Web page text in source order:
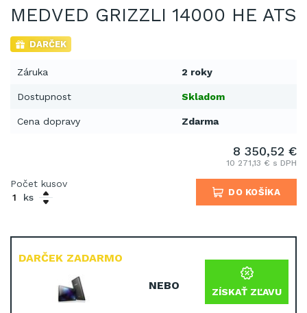
MEDVED GRIZZLI 14000 HE ATS
DARČEK
Záruka 2 roky
Dostupnost Skladom
Cena dopravy Zdarma
DARČEK ZADARMO
NEBO ZÍSKAŤ ZĽAVU
8 350,52 €
10 271,13 € s DPH
Počet kusov
ks
DO KOŠÍKA